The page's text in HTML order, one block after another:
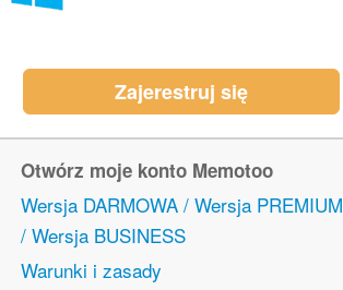
Zajerestruj się
Otwórz moje konto Memotoo
Wersja DARMOWA / Wersja PREMIUM
/ Wersja BUSINESS
Warunki i zasady